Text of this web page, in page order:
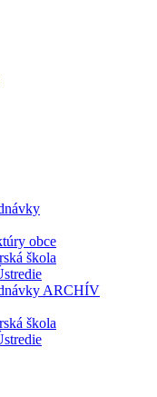
obce
škola
ARCHÍV
škola